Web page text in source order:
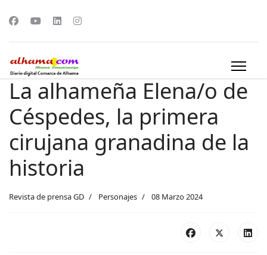
La alhameña Elena/o de
Céspedes, la primera
cirujana granadina de la
historia
Revista de prensa GD Personajes 08 Marzo 2024